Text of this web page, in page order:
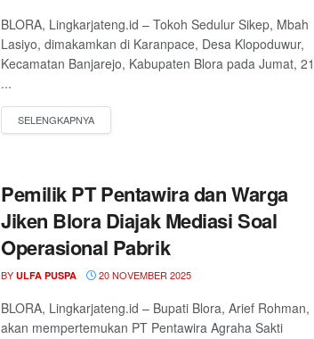
BLORA, Lingkarjateng.id – Tokoh Sedulur Sikep, Mbah
Lasiyo, dimakamkan di Karanpace, Desa Klopoduwur,
Kecamatan Banjarejo, Kabupaten Blora pada Jumat, 21
...
Pemilik PT Pentawira dan Warga
Jiken Blora Diajak Mediasi Soal
Operasional Pabrik
BY ULFA PUSPA 20 NOVEMBER 2025
BLORA, Lingkarjateng.id – Bupati Blora, Arief Rohman,
akan mempertemukan PT Pentawira Agraha Sakti